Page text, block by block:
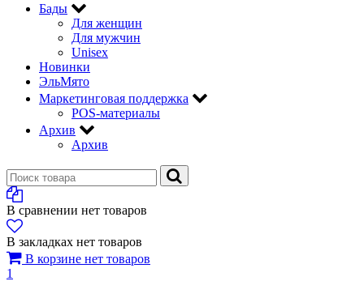
Бады
Для женщин
Для мужчин
Unisex
Новинки
ЭльМято
Маркетинговая поддержка
POS-материалы
Архив
Архив
В сравнении нет товаров
В закладках нет товаров
В корзине нет товаров
1